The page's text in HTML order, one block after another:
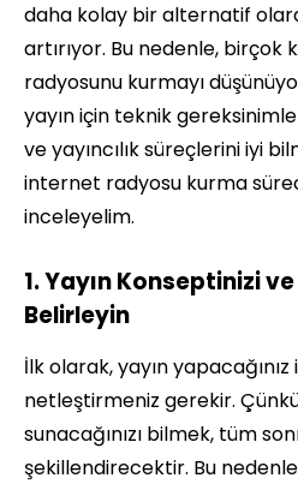
daha kolay bir alternatif
artırıyor. Bu nedenle, birçok
radyosunu kurmayı
yayın için teknik
ve yayıncılık süreçlerini iyi
internet radyosu kurma
inceleyelim.
1. Yayın Konseptinizi
Belirleyin
İlk olarak, yayın
netleştirmeniz gerekir.
sunacağınızı bilmek, tüm
şekillendirecektir. Bu